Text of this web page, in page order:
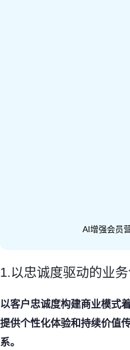
AI增强会员
1.以忠诚度驱动的业
以客户忠诚度构建商业模式
提供个性化体验和持续价值
系。